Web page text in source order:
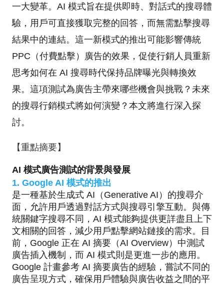
一大變革。AI 模式旨在提供即時、對話式的搜尋體
驗，用戶可直接獲取完整的回答，而無需點擊搜尋
結果中的連結。這一新模式的推出可能影響傳統
PPC（付費點擊）廣告的效果，促使行銷人員重新
思考如何在 AI 搜尋時代保持品牌曝光與轉換效
果。這項測試為廣告主帶來哪些機會與挑戰？未來
的搜尋行銷模式將如何演變？本文將進行深入探
討。
【重點摘要】
AI 模式廣告測試的背景與發展
1. Google AI 模式的推出
是一種基於生成式 AI（Generative AI）的搜尋介
面，允許用戶透過對話方式與搜尋引擎互動。與傳
統關鍵字搜尋不同，AI 模式能夠提供更詳盡且上下
文相關的回答，減少用戶點擊網站鏈接的需求。目
前，Google 正在 AI 摘要（AI Overview）中測試
廣告插入機制，而 AI 模式則是更進一步的應用。
Google 計畫參考 AI 摘要廣告的經驗，嘗試不同的
廣告呈現方式，確保用戶體驗與廣告收益之間的平